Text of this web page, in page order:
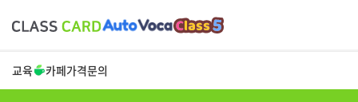
교육 카페가격문의